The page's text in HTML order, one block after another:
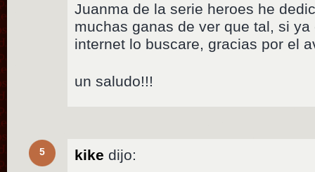
Juanma de la serie heroes he
muchas ganas de ver que tal, si
internet lo buscare, gracias por el
un saludo!!!
5 kike dijo: